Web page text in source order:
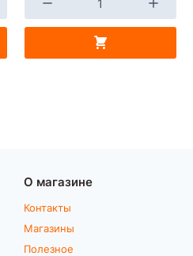
О магазине
Контакты
Магазины
Полезное